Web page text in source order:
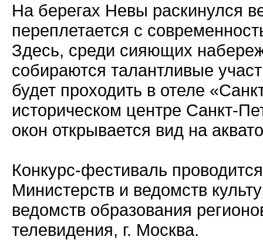
На берегах Невы раскинулся
переплетается с
Здесь, среди сияющих
собираются талантливые
будет проходить в отеле
историческом центре Санкт-
окон открывается вид на
Конкурс-фестиваль
Министерств и ведомств
ведомств образования
телевидения, г. Москва.